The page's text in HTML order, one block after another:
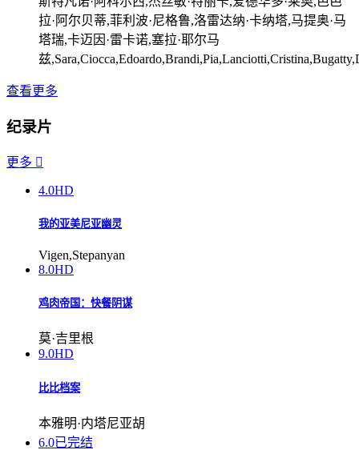
拉·阿尔贝蒂,菲利波·尼格鲁,洛雷达纳·卡纳塔,马提奥·马
塔瑞,卡迈因·雷卡诺,塞拉·耶尔马
兹
查看更多
纪录片
更多 
4.0HD
我的亚美尼亚幽灵
Vigen,Stepanyan
8.0HD
鸡肉帝国：快餐阴谋
莫·吉里根
9.0HD
比比档案
本雅明·内塔尼亚胡
6.0已完结